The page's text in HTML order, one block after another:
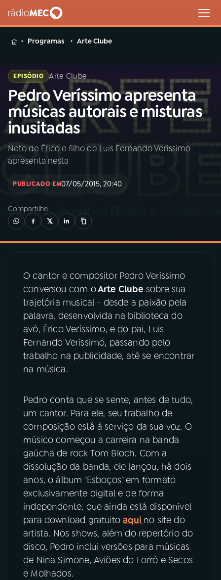
MENU
Buscar
na
Rádio
MEC
Buscar
Início AO VIVO
INÍCIO
02A RÁDIO
03PROGRAMAÇÃO
04PROGRAMAS
05 PODCASTS
06VIDEOCASTS
PRÊMIO RÁDIO MEC
ACOMPANHE A RÁDIO MEC
YouTube Facebook
Instagram X
TikTok
Programas Arte Clube
EPISÓDIO Arte Clube
Pedro Veríssimo apresenta
músicas autorais e misturas
inusitadas
Neto de Érico e filho de Luis Fernando Veríssimo
apresenta nesta
PUBLICADO EM07/05/2015, 20:40
Compartilhe
O cantor e compositor Pedro Veríssimo
conversou com oArte Clube sobre sua
trajetória musical - desde a paixão pela
palavra, desenvolvida na biblioteca do
avô, Érico Veríssimo, e do pai, Luis
Fernando Veríssimo, passando pelo
trabalho na publicidade, até se encontrar
na música.
Pedro conta que se sente, antes de tudo,
um cantor. Para ele, seu trabalho de
composição está à serviço da sua voz. O
músico começou a carreira na banda
gaúcha de rock Tom Bloch. Com a
dissolução da banda, ele lançou, há dois
anos, o álbum "Esboços" em formato
exclusivamente digital e de forma
independente, que ainda está disponível
para download gratuitoaqui no site do
artista. Nos shows, além do repertório do
disco, Pedro inclui versões para músicas
de Nina Simone, Aviões do Forró e Secos
e Molhados.